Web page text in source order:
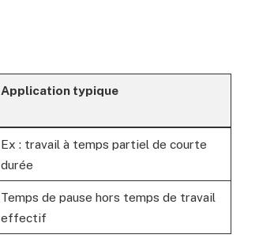
Application typique
Ex : travail à temps partiel de courte
durée
Temps de pause hors temps de travail
effectif